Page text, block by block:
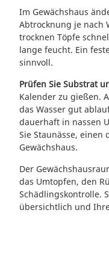
Im Gewächshaus
Abtrocknung je nach
trocknen Töpfe
lange feucht. Ein
sinnvoll.
Prüfen Sie Substrat
Kalender zu gießen.
das Wasser gut
dauerhaft in nassen
Sie Staunässe,
Gewächshaus.
Der
das Umtopfen, den
Schädlingskontrolle.
übersichtlich und